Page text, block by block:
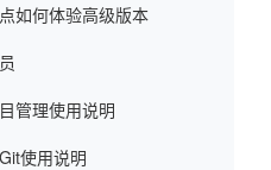
如何体验高级版本
管理使用说明
使用说明